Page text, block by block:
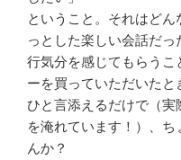
ということ。それはどん
っとした楽しい会話だ
行気分を感じてもらうこ
ーを買っていただいたと
ひと言添えるだけで（
を淹れています！）、
んか？